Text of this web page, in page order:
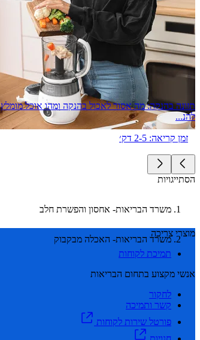
תזונה בהנקה: מה אסור לאכול בהנקה ומהו אוכל מומלץ
להנ...
זמן קריאה: 2-5 דק׳
הסתייגויות
משרד הבריאות- אחסון והפשרת חלב
משרד הבריאות- האכלה מבקבוק
מוצרי צריכה
תמיכת לקוחות
אנשי מקצוע בתחום הבריאות
לחקור
קשר ותמיכה
פורטל שירות לקוחות